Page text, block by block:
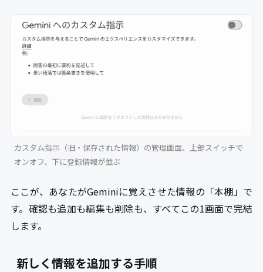
カスタム指示（旧・保存された情報）の管理画面。上部スイッチで
オンオフ、下に登録情報が並ぶ
ここが、あなたがGeminiに覚えさせた情報の「本棚」で
す。確認も追加も編集も削除も、すべてこの1画面で完結
します。
新しく情報を追加する手順